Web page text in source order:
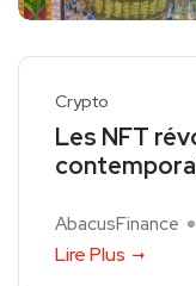
Crypto
Les NFT
AbacusFinance
Lire Plus